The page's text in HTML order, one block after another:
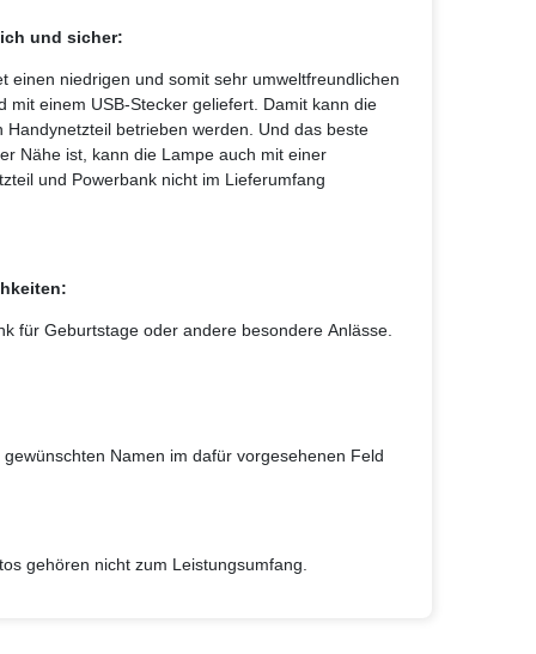
und sicher:
einen niedrigen und somit sehr umweltfreundlichen
mit einem USB-Stecker geliefert. Damit kann die
betrieben werden. Und das beste
Nähe ist, kann die Lampe auch mit einer
und Powerbank nicht im Lieferumfang
für Geburtstage oder andere besondere Anlässe.
Namen im dafür vorgesehenen Feld
gehören nicht zum Leistungsumfang.